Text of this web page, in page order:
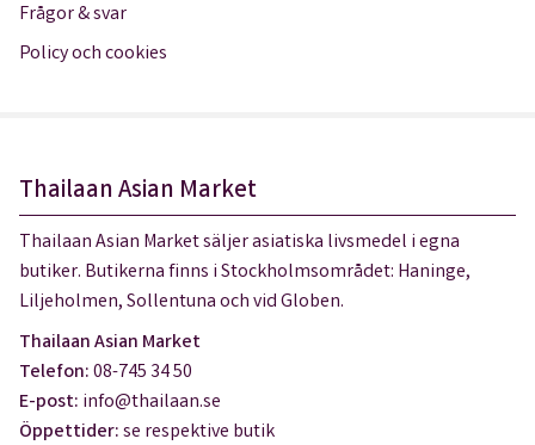
Frågor & svar
Policy och cookies
Thailaan Asian Market
Thailaan Asian Market säljer asiatiska livsmedel i egna
butiker. Butikerna finns i Stockholmsområdet: Haninge,
Liljeholmen, Sollentuna och vid Globen.
Thailaan Asian Market
Telefon:08-745 34 50
E-post: info@thailaan.se
Öppettider:se respektive butik